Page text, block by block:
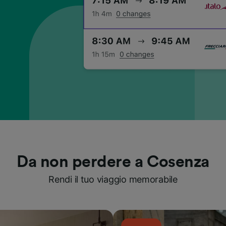
Da non perdere a Cosenza
Rendi il tuo viaggio memorabile